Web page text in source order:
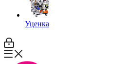
Уценка